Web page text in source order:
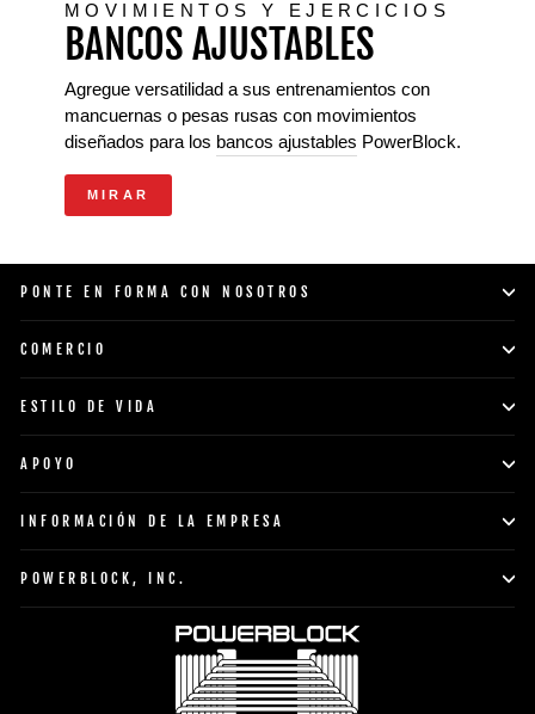
MOVIMIENTOS Y EJERCICIOS
BANCOS AJUSTABLES
Agregue versatilidad a sus entrenamientos con
mancuernas o pesas rusas con movimientos
diseñados para los bancos ajustables PowerBlock.
MIRAR
PONTE EN FORMA CON NOSOTROS
COMERCIO
ESTILO DE VIDA
APOYO
INFORMACIÓN DE LA EMPRESA
POWERBLOCK, INC.